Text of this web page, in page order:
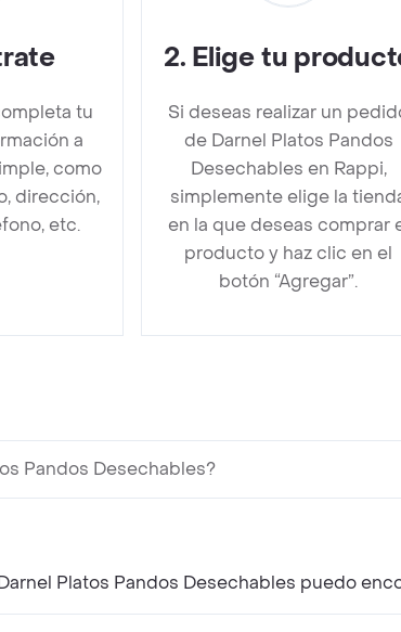
tu
a
como
dirección,
etc.
2. Elige tu
Si deseas realizar un
de Darnel Platos Pandos
Desechables en Rappi,
simplemente elige la
en la que deseas comprar
producto y haz clic en el
botón “Agregar”.
Pandos Desechables?
Platos Pandos Desechables puedo